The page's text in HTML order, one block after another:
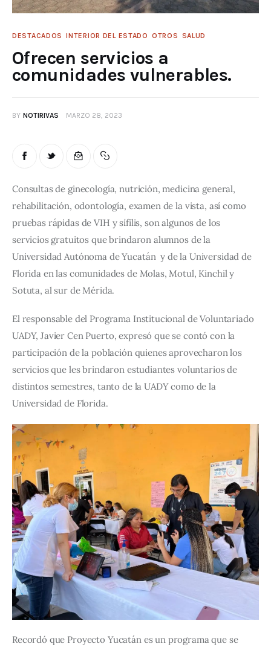
DESTACADOS INTERIOR DEL ESTADO OTROS SALUD
Ofrecen servicios a
comunidades vulnerables.
BY NOTIRIVAS MARZO 28, 2023
Consultas de ginecología, nutrición, medicina general,
rehabilitación, odontología, examen de la vista, así como
pruebas rápidas de VIH y sífilis, son algunos de los
servicios gratuitos que brindaron alumnos de la
Universidad Autónoma de Yucatán  y de la Universidad de
Florida en las comunidades de Molas, Motul, Kinchil y
Sotuta, al sur de Mérida.
El responsable del Programa Institucional de Voluntariado
UADY, Javier Cen Puerto, expresó que se contó con la
participación de la población quienes aprovecharon los
servicios que les brindaron estudiantes voluntarios de
distintos semestres, tanto de la UADY como de la
Universidad de Florida.
Recordó que Proyecto Yucatán es un programa que se